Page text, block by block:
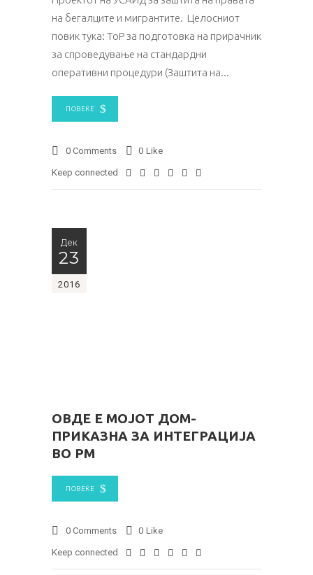
на бегалците и мигрантите. Целосниот
повик тука: ТоР за подготовка на прирачник
за спроведување на стандардни
оперативни процедури (Заштита на
ПОВЕЌЕ
0 Comments 0 Like
Keep connected
Дек
23
2016
ОВДЕ Е МОЈОТ ДОМ-
ПРИКАЗНА ЗА ИНТЕГРАЦИЈА
ВО РМ
ПОВЕЌЕ
0 Comments 0 Like
Keep connected